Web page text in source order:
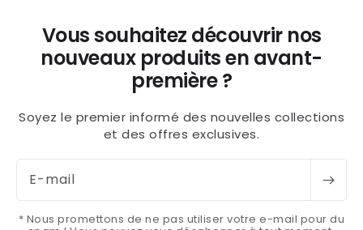
Vous souhaitez découvrir nos
nouveaux produits en avant-
première ?
Soyez le premier informé des nouvelles collections
et des offres exclusives.
E-mail
* Nous promettons de ne pas utiliser votre e-mail pour du